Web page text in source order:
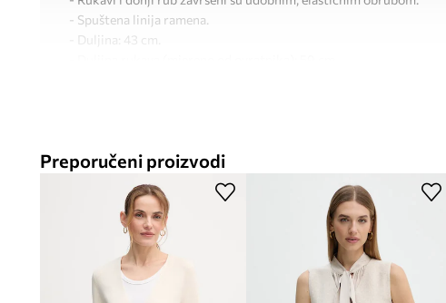
- Spuštena linija ramena.
- Duljina: 43 cm.
Preporučeni proizvodi